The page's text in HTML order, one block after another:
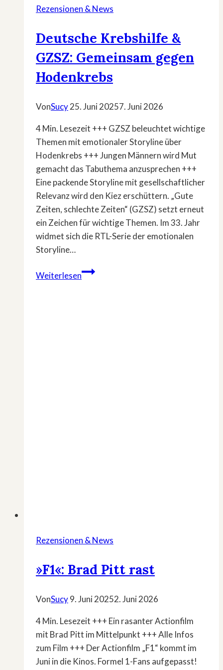
Rezensionen & News
Deutsche Krebshilfe &
GZSZ: Gemeinsam gegen
Hodenkrebs
VonSucy25. Juni 20257. Juni 2026
4 Min. Lesezeit +++ GZSZ beleuchtet wichtige
Themen mit emotionaler Storyline über
Hodenkrebs +++ Jungen Männern wird Mut
gemacht das Tabuthema anzusprechen +++
Eine packende Storyline mit gesellschaftlicher
Relevanz wird den Kiez erschüttern. „Gute
Zeiten, schlechte Zeiten“ (GZSZ) setzt erneut
ein Zeichen für wichtige Themen. Im 33. Jahr
widmet sich die RTL-Serie der emotionalen
Storyline…
WeiterlesenDeutsche
Rezensionen & News
»F1«: Brad Pitt rast
VonSucy9. Juni 20252. Juni 2026
4 Min. Lesezeit +++ Ein rasanter Actionfilm
mit Brad Pitt im Mittelpunkt +++ Alle Infos
zum Film +++ Der Actionfilm „F1“ kommt im
Juni in die Kinos. Formel 1-Fans aufgepasst!